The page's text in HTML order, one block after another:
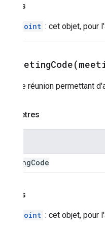
Renvois
EntryPoint : cet objet, pour
setMeetingCode(
Code de réunion permettant
Paramètres
meetingCode
Renvois
EntryPoint : cet objet, pour